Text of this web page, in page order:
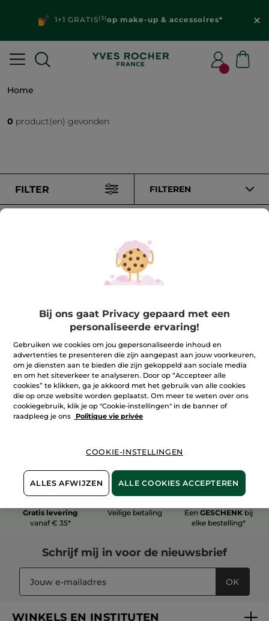
1+1 GRATIS(3)op make-up & accessoires*
Home
0 product(en) gevonden
FILTER FILTEREN
100% plantaardig
60 hectare
biologische velden
Meer zien
Gratis levering
vanaf € 35*
Veilige betaling EenGESCHENK bij
elke bestelling*
Schrijf mij in voor de nieuwsbrief
OK
WINKELS EN INSTITUTEN
Bij ons gaat Privacy gepaard met een
personaliseerde ervaring!
Gebruiken we cookies om jou gepersonaliseerde inhoud en
advertenties te presenteren die zijn aangepast aan jouw voorkeuren,
om je diensten aan te bieden die zijn gekoppeld aan sociale media
en om het siteverkeer te analyseren. Door op “Accepteer alle
cookies” te klikken, ga je akkoord met het gebruik van alle cookies
die op onze website worden geplaatst. Om meer te weten over ons
cookiegebruik, klik je op "Cookie-instellingen" in de banner of
raadpleeg je ons
Politique vie privée
COOKIE-INSTELLINGEN
ALLES AFWIJZEN ALLE COOKIES ACCEPTEREN